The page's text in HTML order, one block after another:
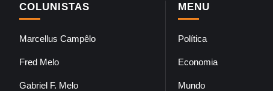
COLUNISTAS
Marcellus Campêlo
Fred Melo
Gabriel F. Melo
MENU
Política
Economia
Mundo